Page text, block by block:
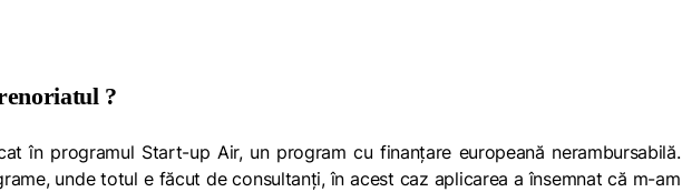
?
în programul Start-up Air, un program cu finanțare europeană nerambursabilă.
unde totul e făcut de consultanți, în acest caz aplicarea a însemnat că m-am